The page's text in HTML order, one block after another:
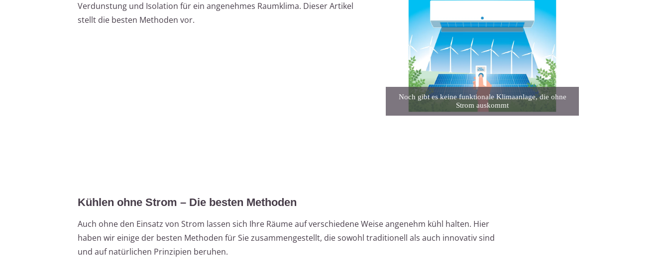
Verdunstung und Isolation für ein angenehmes Raumklima. Dieser Artikel
stellt die besten Methoden vor.
Noch gibt es keine funktionale Klimaanlage, die ohne
Strom auskommt
Kühlen ohne Strom – Die besten Methoden
Auch ohne den Einsatz von Strom lassen sich Ihre Räume auf verschiedene Weise angenehm kühl halten. Hier
haben wir einige der besten Methoden für Sie zusammengestellt, die sowohl traditionell als auch innovativ sind
und auf natürlichen Prinzipien beruhen.